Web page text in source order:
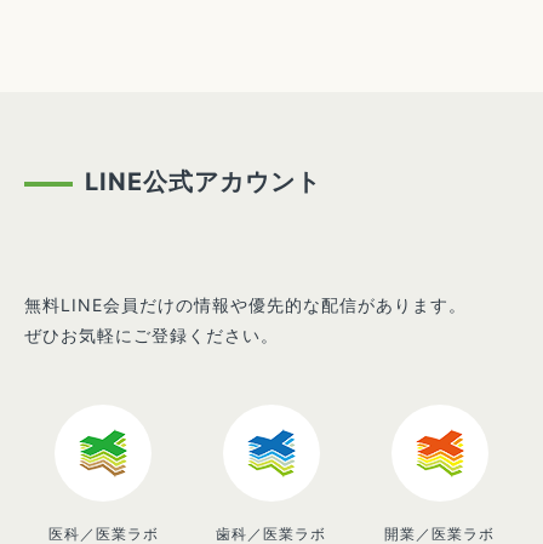
LINE公式アカウント
無料LINE会員だけの情報や優先的な配信があります。
ぜひお気軽にご登録ください。
医科／医業ラボ 歯科／医業ラボ 開業／医業ラボ